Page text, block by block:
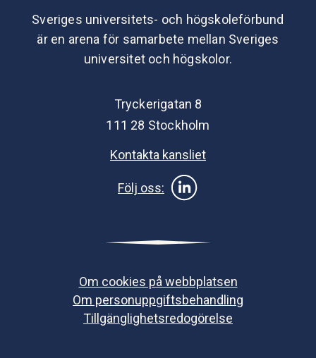
Sveriges universitets- och högskoleförbund
är en arena för samarbete mellan Sveriges
universitet och högskolor.
Tryckerigatan 8
111 28 Stockholm
Kontakta kansliet
Följ oss:
Om cookies på webbplatsen
Om personuppgiftsbehandling
Tillgänglighetsredogörelse